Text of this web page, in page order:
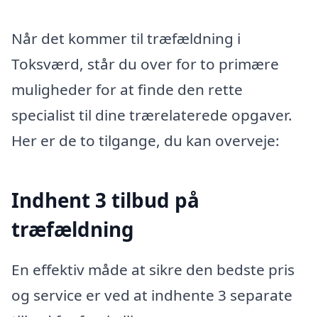
Når det kommer til træfældning i
Toksværd, står du over for to primære
muligheder for at finde den rette
specialist til dine trærelaterede opgaver.
Her er de to tilgange, du kan overveje:
Indhent 3 tilbud på
træfældning
En effektiv måde at sikre den bedste pris
og service er ved at indhente 3 separate